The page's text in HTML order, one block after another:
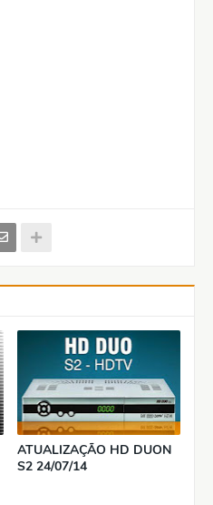
ATUALIZAÇÃO HD DUON
S2 24/07/14